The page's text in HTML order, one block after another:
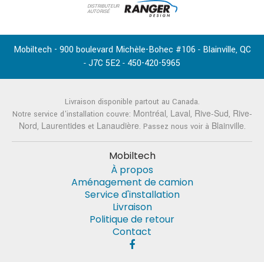
DISTRIBUTEUR
AUTORISÉ
Mobiltech - 900 boulevard Michèle-Bohec #106 - Blainville, QC
- J7C 5E2 - 450-420-5965
Livraison disponible partout au Canada.
Notre service d'installation couvre: Montréal, Laval, Rive-Sud, Rive-
Nord, Laurentideset Lanaudière. Passez nous voir à Blainville.
Mobiltech
À propos
Aménagement de camion
Service d'installation
Livraison
Politique de retour
Contact